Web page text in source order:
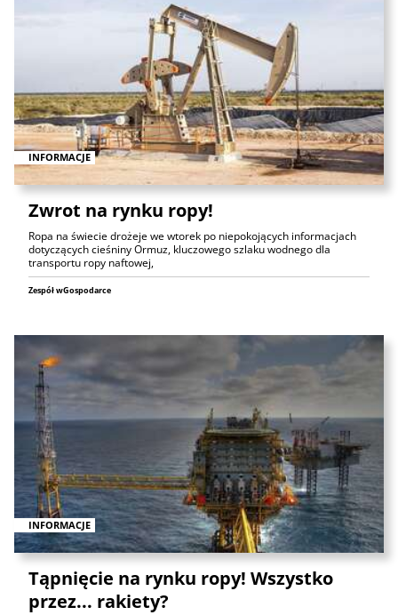
INFORMACJE
Zwrot na rynku ropy!
Ropa na świecie drożeje we wtorek po niepokojących informacjach
dotyczących cieśniny Ormuz, kluczowego szlaku wodnego dla
transportu ropy naftowej,
Zespół wGospodarce
INFORMACJE
Tąpnięcie na rynku ropy! Wszystko
przez... rakiety?